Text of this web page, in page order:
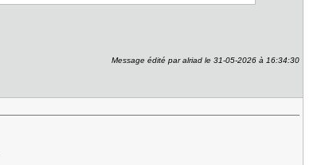
Message édité par alriad le 31-05-2026 à 16:34:30